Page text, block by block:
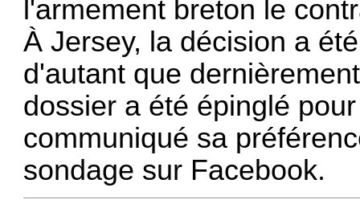
l'armement breton le
À Jersey, la décision a
d'autant que
dossier a été épinglé
communiqué sa
sondage sur Facebook.